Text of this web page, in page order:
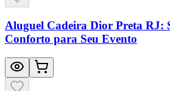
Aluguel Cadeira Dior Preta RJ:
Conforto para Seu Evento